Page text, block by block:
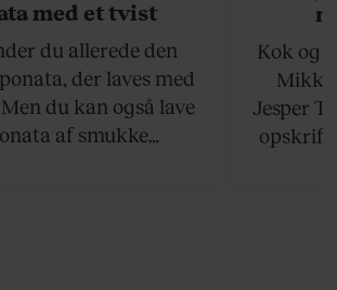
med et tvist
du allerede den
der laves med
du kan også lave
af smukke
Kok og
Jesper
opskrift